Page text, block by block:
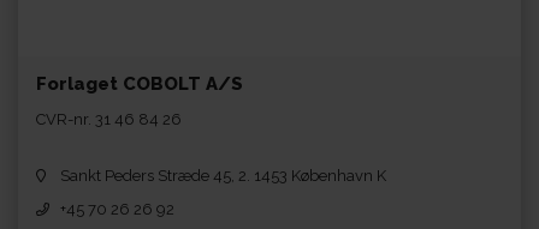
Forlaget COBOLT A/S
CVR-nr. 31 46 84 26
Sankt Peders Stræde 45, 2. 1453 København K
+45 70 26 26 92